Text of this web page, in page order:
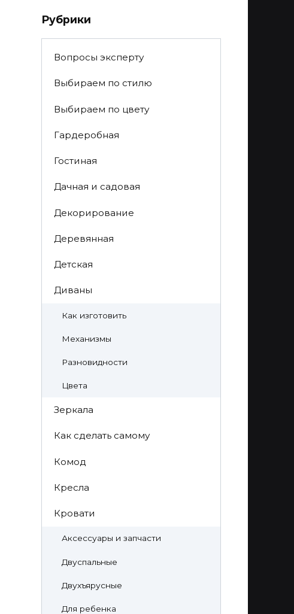
Рубрики
Вопросы эксперту
Выбираем по стилю
Выбираем по цвету
Гардеробная
Гостиная
Дачная и садовая
Декорирование
Деревянная
Детская
Диваны
Как изготовить
Механизмы
Разновидности
Цвета
Зеркала
Как сделать самому
Комод
Кресла
Кровати
Аксессуары и запчасти
Двуспальные
Двухъярусные
Для ребенка